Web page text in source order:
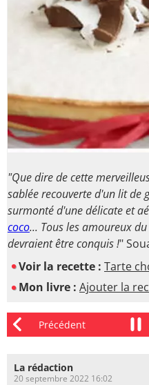
"Que dire de cette
sablée recouverte d'un lit de
surmonté d'une délicate et
coco... Tous les amoureux
devraient être conquis !"
Voir la recette : Tarte
Mon livre : Ajouter la
La rédaction
20 septembre 2022 16:02